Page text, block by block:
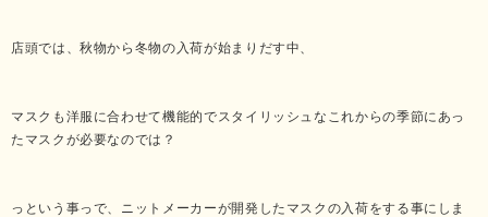
店頭では、秋物から冬物の入荷が始まりだす中、
マスクも洋服に合わせて機能的でスタイリッシュなこれからの季節にあっ
たマスクが必要なのでは？
っという事っで、ニットメーカーが開発したマスクの入荷をする事にしま